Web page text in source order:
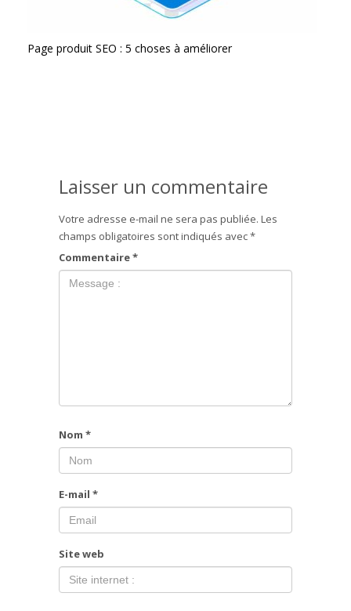
Page produit SEO : 5 choses à améliorer
Laisser un commentaire
Votre adresse e-mail ne sera pas publiée. Les
champs obligatoires sont indiqués avec*
Commentaire*
Nom *
E-mail *
Site web